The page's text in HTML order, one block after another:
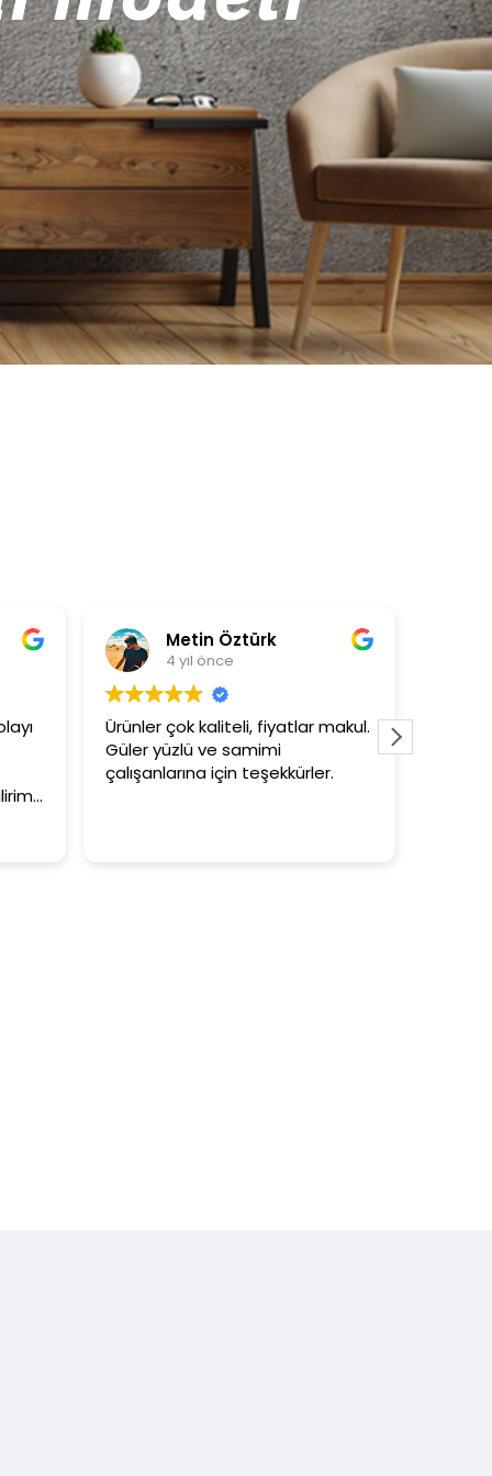
Öztürk
fiyatlar makul.
samimi
için teşekkürler.
Asli Ersoy
3+1 evin kagidini kapataslak ne
tutar